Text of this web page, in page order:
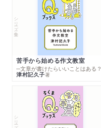
シリーズ・全集
苦手から始める作文教室
─文章が書けたらいいことはある？
津村記久子著
シリーズ・全集